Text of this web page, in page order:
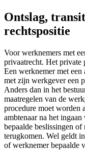
Ontslag,
rechtspositie
Voor werknemers met
privaatrecht. Het private
Een werknemer met een
met zijn werkgever een
Anders dan in het
maatregelen van de
procedure moet worden
ambtenaar na het
bepaalde beslissingen
terugkomen. Wel geldt
of werknemer bepaalde